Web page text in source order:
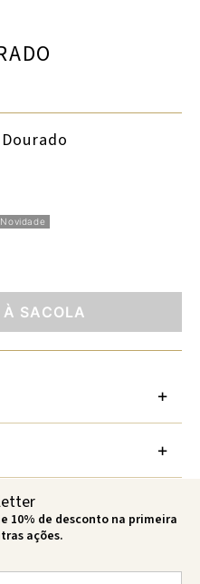
Novidade
SACOLA
10% de desconto na primeira
ações.